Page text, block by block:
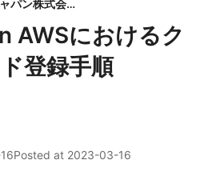
データブリックス・ジャパン株式会社
AWSにおけるク
登録手順
Posted at 2023-03-16